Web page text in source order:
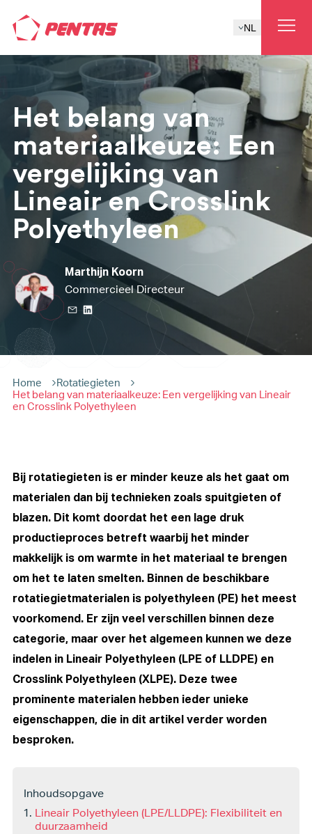
NL
Het belang van
materiaalkeuze: Een
vergelijking van
Lineair en Crosslink
Polyethyleen
Marthijn Koorn
Commercieel Directeur
Home
Rotatiegieten
Het belang van materiaalkeuze: Een vergelijking van Lineair
en Crosslink Polyethyleen
Bij rotatiegieten is er minder keuze als het gaat om
materialen dan bij technieken zoals spuitgieten of
blazen. Dit komt doordat het een lage druk
productieproces betreft waarbij het minder
makkelijk is om warmte in het materiaal te brengen
om het te laten smelten. Binnen de beschikbare
rotatiegietmaterialen is polyethyleen (PE) het meest
voorkomend. Er zijn veel verschillen binnen deze
categorie, maar over het algemeen kunnen we deze
indelen in Lineair Polyethyleen (LPE of LLDPE) en
Crosslink Polyethyleen (XLPE). Deze twee
prominente materialen hebben ieder unieke
eigenschappen, die in dit artikel verder worden
besproken.
Inhoudsopgave
Lineair Polyethyleen (LPE/LLDPE): Flexibiliteit en
duurzaamheid